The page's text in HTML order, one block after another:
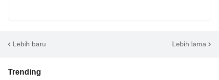
Lebih baru Lebih lama
Trending